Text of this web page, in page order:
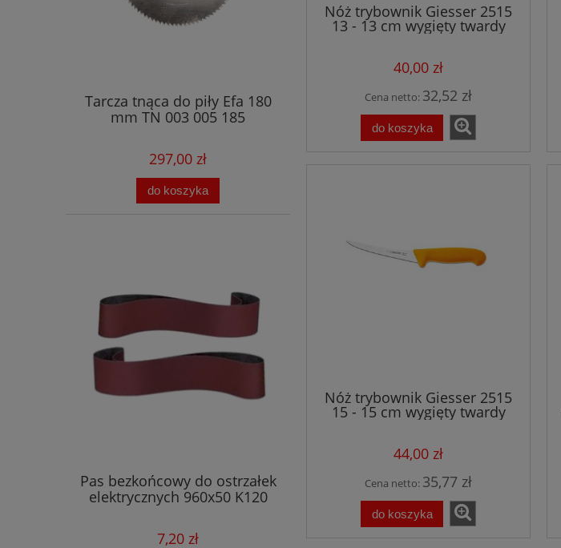
Tarcza tnąca do piły Efa 180
mm TN 003 005 185
297,00 zł
do koszyka
Pas bezkońcowy do ostrzałek
elektrycznych 960x50 K120
7,20 zł
Nóż trybownik Giesser 2515
13 - 13 cm wygięty twardy
żółty
40,00 zł
Cena netto: 32,52 zł
do koszyka
Nóż trybownik Giesser 2515
15 - 15 cm wygięty twardy
żółty
44,00 zł
Cena netto: 35,77 zł
do koszyka